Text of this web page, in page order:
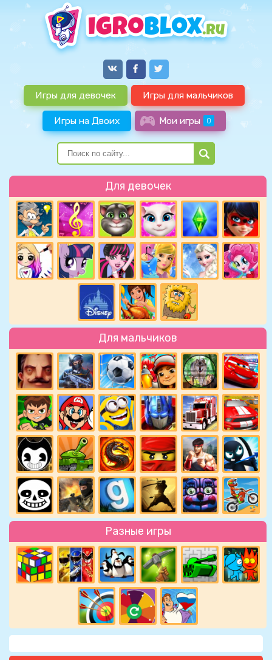
Игры для девочек Игры для мальчиков
Игры на Двоих Мои игры 0
Для девочек
Для мальчиков
Разные игры